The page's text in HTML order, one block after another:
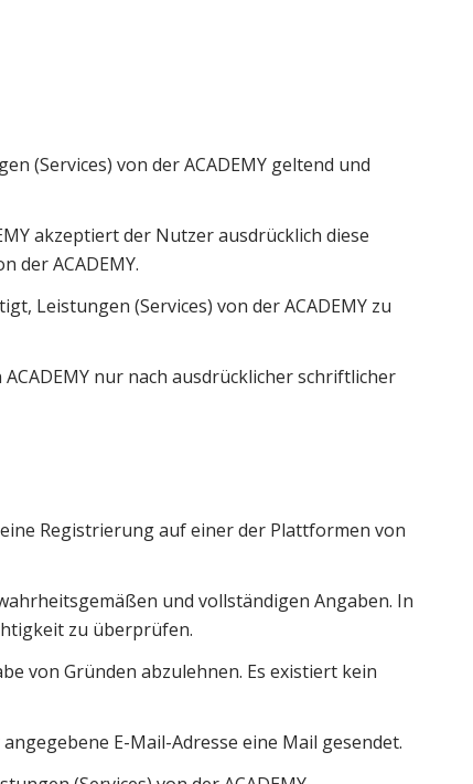
(Services) von der ACADEMY geltend und
akzeptiert der Nutzer ausdrücklich diese
der ACADEMY.
Leistungen (Services) von der ACADEMY zu
nur nach ausdrücklicher schriftlicher
Registrierung auf einer der Plattformen von
und vollständigen Angaben. In
zu überprüfen.
von Gründen abzulehnen. Es existiert kein
E-Mail-Adresse eine Mail gesendet.